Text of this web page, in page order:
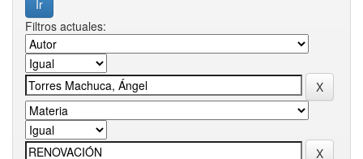
Filtros actuales: